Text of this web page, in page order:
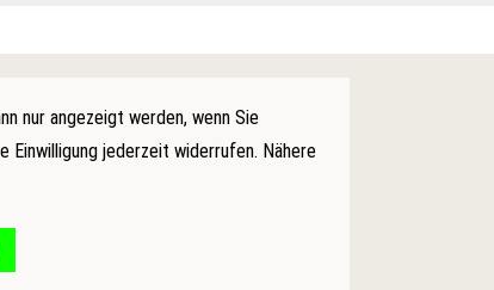
nur angezeigt werden, wenn Sie
Einwilligung jederzeit widerrufen. Nähere